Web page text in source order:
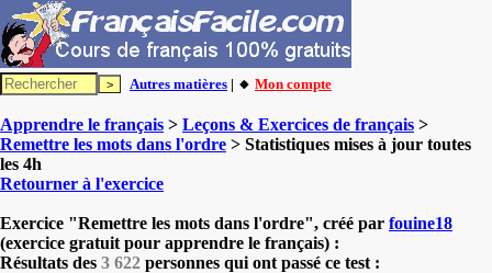
Autres matières | 🔸 Mon compte
Apprendre le français > Leçons & Exercices de français >
Remettre les mots dans l'ordre > Statistiques mises à jour toutes
les 4h
Retourner à l'exercice
Exercice "Remettre les mots dans l'ordre", créé par fouine18
(exercice gratuit pour apprendre le français) :
Résultats des 3 622 personnes qui ont passé ce test :